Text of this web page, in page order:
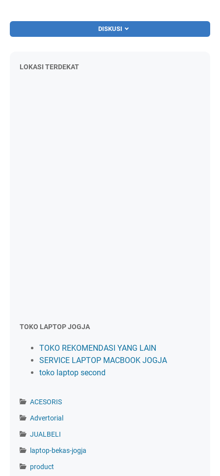
DISKUSI
LOKASI TERDEKAT
TOKO LAPTOP JOGJA
TOKO REKOMENDASI YANG LAIN
SERVICE LAPTOP MACBOOK JOGJA
toko laptop second
ACESORIS
Advertorial
JUALBELI
laptop-bekas-jogja
product